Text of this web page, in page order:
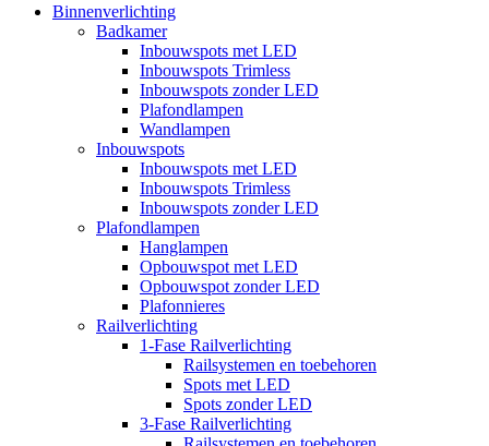
Binnenverlichting
Badkamer
Inbouwspots met LED
Inbouwspots Trimless
Inbouwspots zonder LED
Plafondlampen
Wandlampen
Inbouwspots
Inbouwspots met LED
Inbouwspots Trimless
Inbouwspots zonder LED
Plafondlampen
Hanglampen
Opbouwspot met LED
Opbouwspot zonder LED
Plafonnieres
Railverlichting
1-Fase Railverlichting
Railsystemen en toebehoren
Spots met LED
Spots zonder LED
3-Fase Railverlichting